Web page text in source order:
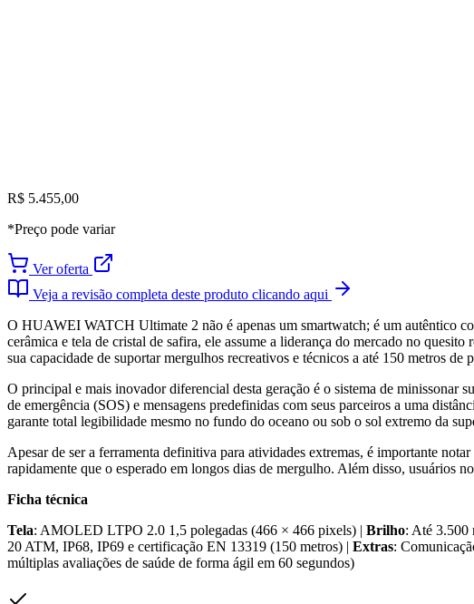
R$ 5.455,00
*Preço pode variar
Ver oferta
Veja a revisão completa deste produto clicando aqui
O HUAWEI WATCH Ultimate 2 não é apenas um smartwatch; é um autêntico
cerâmica e tela de cristal de safira, ele assume a liderança do mercado no
sua capacidade de suportar mergulhos recreativos e técnicos a até 150 metros
O principal e mais inovador diferencial desta geração é o sistema de minissonar
de emergência (SOS) e mensagens predefinidas com seus parceiros a uma
garante total legibilidade mesmo no fundo do oceano ou sob o sol extremo da
Apesar de ser a ferramenta definitiva para atividades extremas, é importante
rapidamente que o esperado em longos dias de mergulho. Além disso, usuários
Ficha técnica
Tela: AMOLED LTPO 2.0 1,5 polegadas (466 × 466 pixels) | Brilho: Até 3.500
20 ATM, IP68, IP69 e certificação EN 13319 (150 metros) | Extras:
múltiplas avaliações de saúde de forma ágil em 60 segundos)